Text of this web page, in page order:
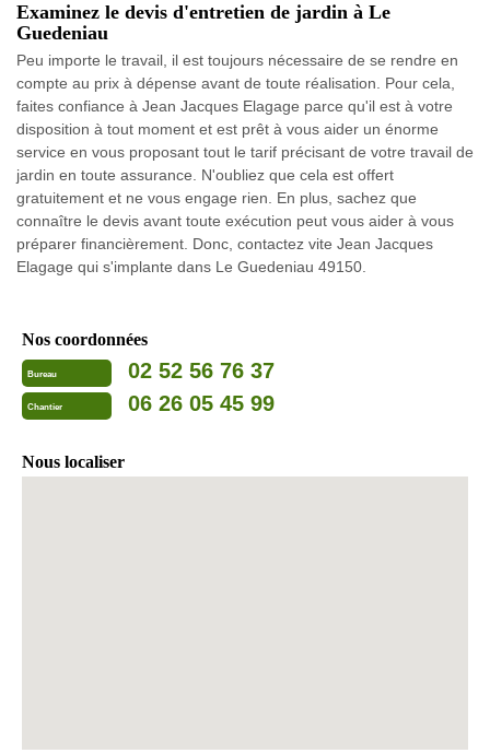
Examinez le devis d'entretien de jardin à Le
Guedeniau
Peu importe le travail, il est toujours nécessaire de se rendre en
compte au prix à dépense avant de toute réalisation. Pour cela,
faites confiance à Jean Jacques Elagage parce qu'il est à votre
disposition à tout moment et est prêt à vous aider un énorme
service en vous proposant tout le tarif précisant de votre travail de
jardin en toute assurance. N'oubliez que cela est offert
gratuitement et ne vous engage rien. En plus, sachez que
connaître le devis avant toute exécution peut vous aider à vous
préparer financièrement. Donc, contactez vite Jean Jacques
Elagage qui s'implante dans Le Guedeniau 49150.
Nos coordonnées
Bureau 02 52 56 76 37
Chantier 06 26 05 45 99
Nous localiser